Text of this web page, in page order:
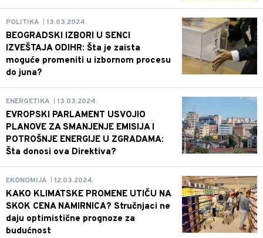
POLITIKA 13.03.2024.
BEOGRADSKI IZBORI U SENCI
IZVEŠTAJA ODIHR: Šta je zaista
moguće promeniti u izbornom procesu
do juna?
ENERGETIKA 13.03.2024.
EVROPSKI PARLAMENT USVOJIO
PLANOVE ZA SMANJENJE EMISIJA I
POTROŠNJE ENERGIJE U ZGRADAMA:
Šta donosi ova Direktiva?
EKONOMIJA 12.03.2024.
KAKO KLIMATSKE PROMENE UTIČU NA
SKOK CENA NAMIRNICA? Stručnjaci ne
daju optimistične prognoze za
budućnost